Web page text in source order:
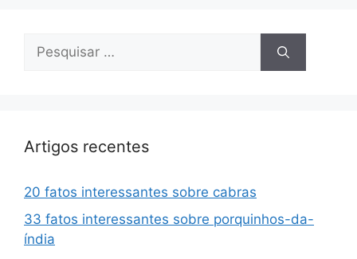
Pesquisar
Artigos recentes
20 fatos interessantes sobre cabras
33 fatos interessantes sobre porquinhos-da-
índia